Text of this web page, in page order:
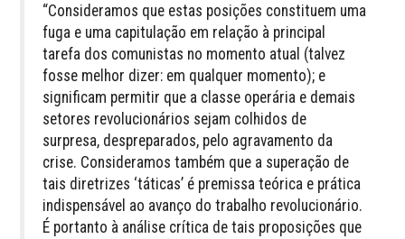
“Consideramos que estas posições constituem uma
fuga e uma capitulação em relação à principal
tarefa dos comunistas no momento atual (talvez
fosse melhor dizer: em qualquer momento); e
significam permitir que a classe operária e demais
setores revolucionários sejam colhidos de
surpresa, despreparados, pelo agravamento da
crise. Consideramos também que a superação de
tais diretrizes ‘táticas’ é premissa teórica e prática
indispensável ao avanço do trabalho revolucionário.
É portanto à análise crítica de tais proposições que